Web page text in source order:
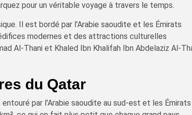
pour un véritable voyage à travers le temps.
Il est bordé par l'Arabie saoudite et les Émirats
modernes et des attractions culturelles
Al-Thani et Khaled Ibn Khalifah Ibn Abdelaziz Al-
du Qatar
par l'Arabie saoudite au sud-est et les Émirats